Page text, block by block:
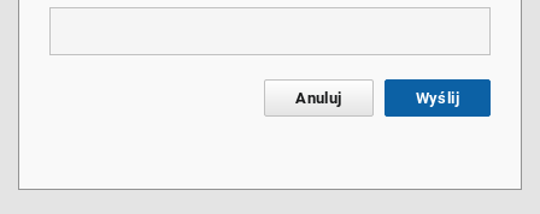
Anuluj Wyślij